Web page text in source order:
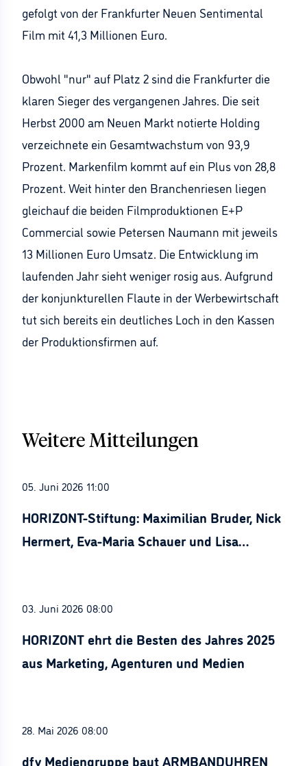
gefolgt von der Frankfurter Neuen Sentimental
Film mit 41,3 Millionen Euro.
Obwohl "nur" auf Platz 2 sind die Frankfurter die
klaren Sieger des vergangenen Jahres. Die seit
Herbst 2000 am Neuen Markt notierte Holding
verzeichnete ein Gesamtwachstum von 93,9
Prozent. Markenfilm kommt auf ein Plus von 28,8
Prozent. Weit hinter den Branchenriesen liegen
gleichauf die beiden Filmproduktionen E+P
Commercial sowie Petersen Naumann mit jeweils
13 Millionen Euro Umsatz. Die Entwicklung im
laufenden Jahr sieht weniger rosig aus. Aufgrund
der konjunkturellen Flaute in der Werbewirtschaft
tut sich bereits ein deutliches Loch in den Kassen
der Produktionsfirmen auf.
Weitere Mitteilungen
05. Juni 2026 11:00
HORIZONT-Stiftung: Maximilian Bruder, Nick
Hermert, Eva-Maria Schauer und Lisa
03. Juni 2026 08:00
HORIZONT ehrt die Besten des Jahres 2025
aus Marketing, Agenturen und Medien
28. Mai 2026 08:00
dfv Mediengruppe baut ARMBANDUHREN